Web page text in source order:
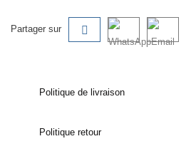
Partager sur
Politique de livraison
Politique retour